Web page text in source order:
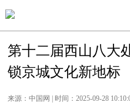
第十二届西山八大
锁京城文化新地标
来源：中国网 | 时间：2025-09-28